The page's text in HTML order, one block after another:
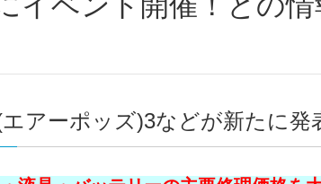
アーポッズ)3などが新たに発